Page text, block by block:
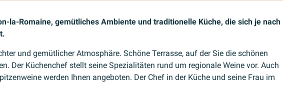
la-Romaine, gemütliches Ambiente und traditionelle Küche, die sich je nach
und gemütlicher Atmosphäre. Schöne Terrasse, auf der Sie die schönen
Der Küchenchef stellt seine Spezialitäten rund um regionale Weine vor. Auch
werden Ihnen angeboten. Der Chef in der Küche und seine Frau im